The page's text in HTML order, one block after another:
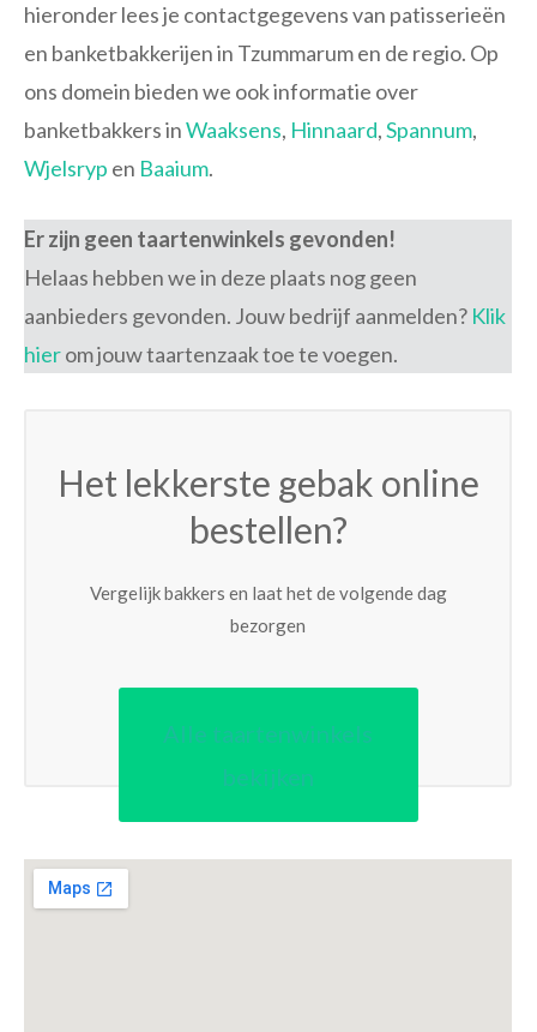
hieronder lees je contactgegevens van patisserieën
en banketbakkerijen in Tzummarum en de regio. Op
ons domein bieden we ook informatie over
banketbakkers inWaaksens, Hinnaard,Spannum,
Wjelsryp en Baaium.
Er zijn geen taartenwinkels gevonden!
Helaas hebben we in deze plaats nog geen
aanbieders gevonden. Jouw bedrijf aanmelden? Klik
hierom jouw taartenzaak toe te voegen.
Het lekkerste gebak online
bestellen?
Vergelijk bakkers en laat het de volgende dag
bezorgen
Alle taartenwinkels
bekijken